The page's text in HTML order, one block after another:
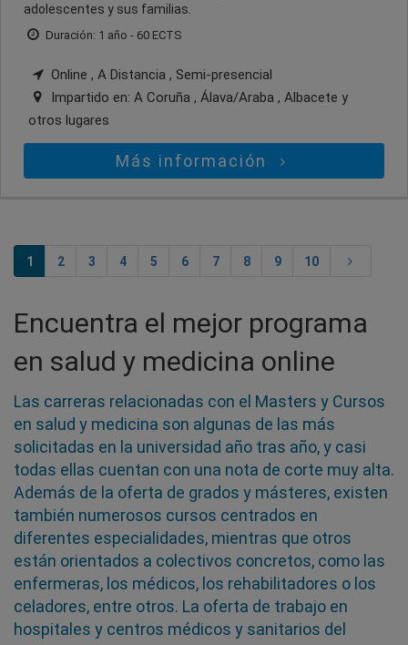
adolescentes y sus familias.
Duración: 1 año - 60 ECTS
Online , A Distancia , Semi-presencial
Impartido en: A Coruña , Álava/Araba , Albacete y
otros lugares
Más información
1 2 3 4 5 6 7 8 9 10
Encuentra el mejor programa
en salud y medicina online
Las carreras relacionadas con el Masters y Cursos
en salud y medicina son algunas de las más
solicitadas en la universidad año tras año, y casi
todas ellas cuentan con una nota de corte muy alta.
Además de la oferta de grados y másteres, existen
también numerosos cursos centrados en
diferentes especialidades, mientras que otros
están orientados a colectivos concretos, como las
enfermeras, los médicos, los rehabilitadores o los
celadores, entre otros. La oferta de trabajo en
hospitales y centros médicos y sanitarios del